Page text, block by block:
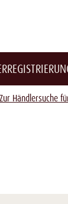
Zur Händlersuche